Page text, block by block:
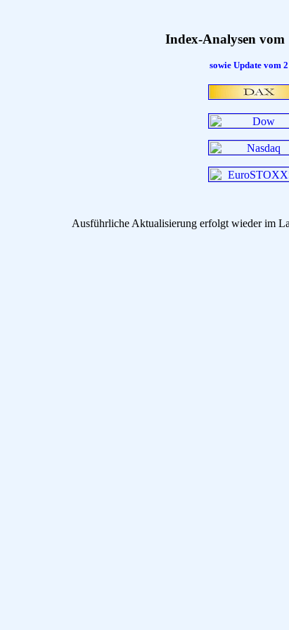
Index-Analysen vom
sowie Update vom
Ausführliche Aktualisierung erfolgt wieder im